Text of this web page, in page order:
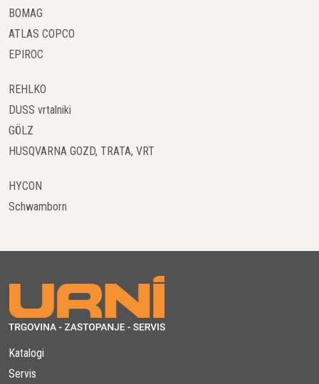
BOMAG
ATLAS COPCO
EPIROC
REHLKO
DUSS vrtalniki
GÖLZ
HUSQVARNA GOZD, TRATA, VRT
HYCON
Schwamborn
Katalogi
Servis